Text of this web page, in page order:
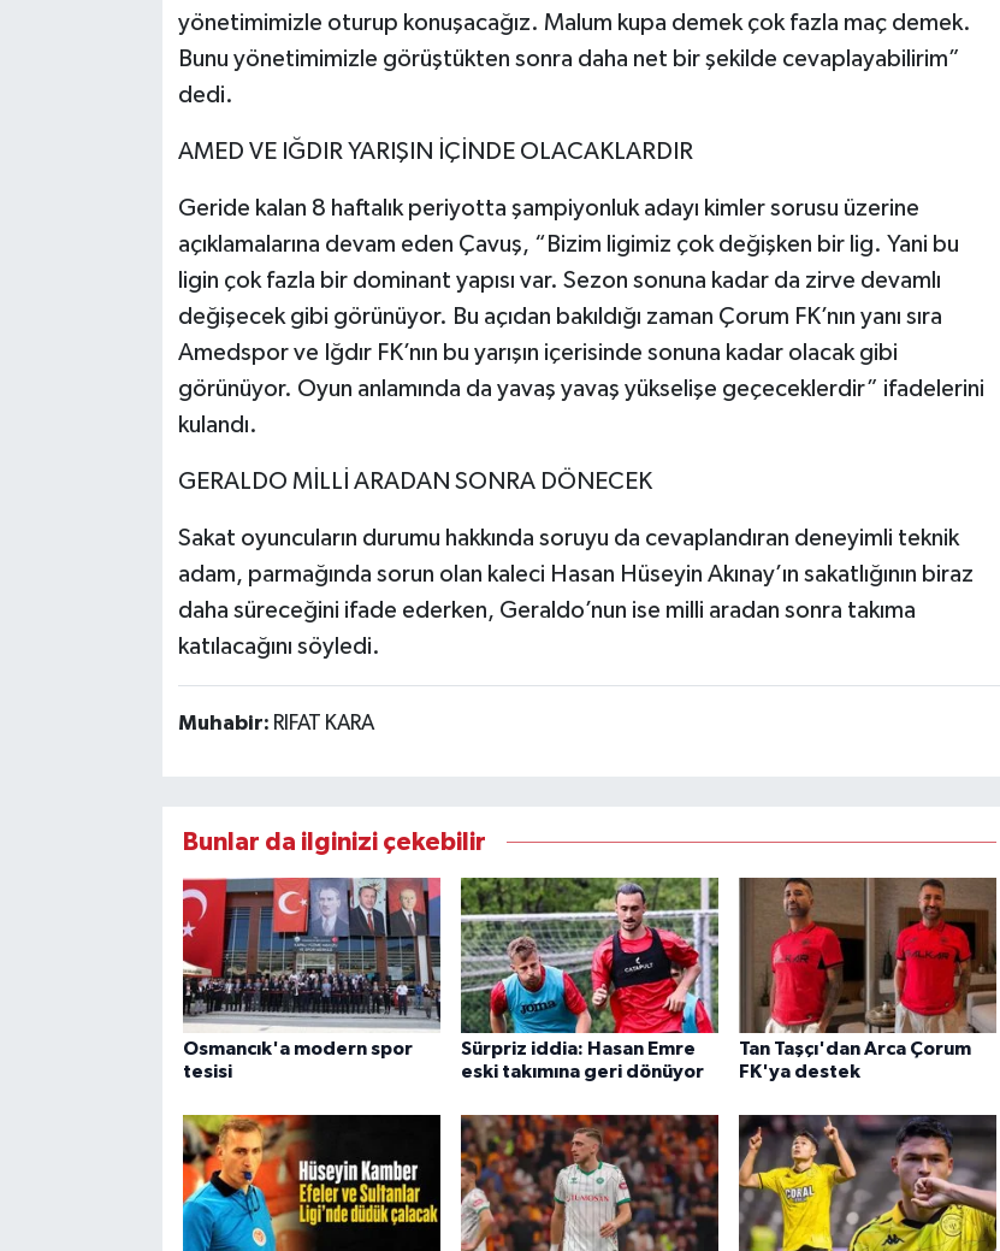
yönetimimizle oturup konuşacağız. Malum kupa demek çok fazla maç demek.
Bunu yönetimimizle görüştükten sonra daha net bir şekilde cevaplayabilirim”
dedi.
AMED VE IĞDIR YARIŞIN İÇİNDE OLACAKLARDIR
Geride kalan 8 haftalık periyotta şampiyonluk adayı kimler sorusu üzerine
açıklamalarına devam eden Çavuş, “Bizim ligimiz çok değişken bir lig. Yani bu
ligin çok fazla bir dominant yapısı var. Sezon sonuna kadar da zirve devamlı
değişecek gibi görünüyor. Bu açıdan bakıldığı zaman Çorum FK’nın yanı sıra
Amedspor ve Iğdır FK’nın bu yarışın içerisinde sonuna kadar olacak gibi
görünüyor. Oyun anlamında da yavaş yavaş yükselişe geçeceklerdir” ifadelerini
kulandı.
GERALDO MİLLİ ARADAN SONRA DÖNECEK
Sakat oyuncuların durumu hakkında soruyu da cevaplandıran deneyimli teknik
adam, parmağında sorun olan kaleci Hasan Hüseyin Akınay’ın sakatlığının biraz
daha süreceğini ifade ederken, Geraldo’nun ise milli aradan sonra takıma
katılacağını söyledi.
Muhabir: RIFAT KARA
Bunlar da ilginizi çekebilir
Osmancık'a modern spor
tesisi
Sürpriz iddia: Hasan Emre
eski takımına geri dönüyor
Tan Taşçı'dan Arca Çorum
FK'ya destek